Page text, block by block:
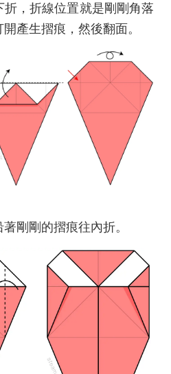
，折線位置就是剛剛角落
產生摺痕，然後翻面。
剛剛的摺痕往內折。